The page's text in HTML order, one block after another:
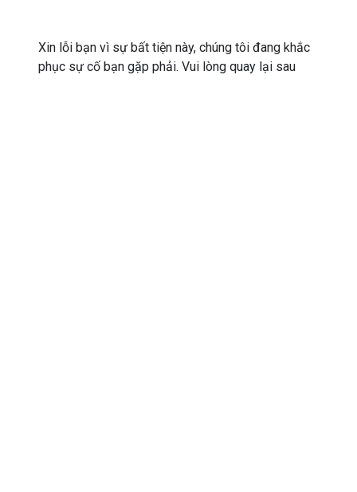
Xin lỗi bạn vì sự bất tiện này, chúng tôi đang khắc
phục sự cố bạn gặp phải. Vui lòng quay lại sau